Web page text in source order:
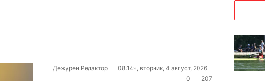
Дежурен Редактор
08:14ч, вторник, 4 август, 2026
0
207